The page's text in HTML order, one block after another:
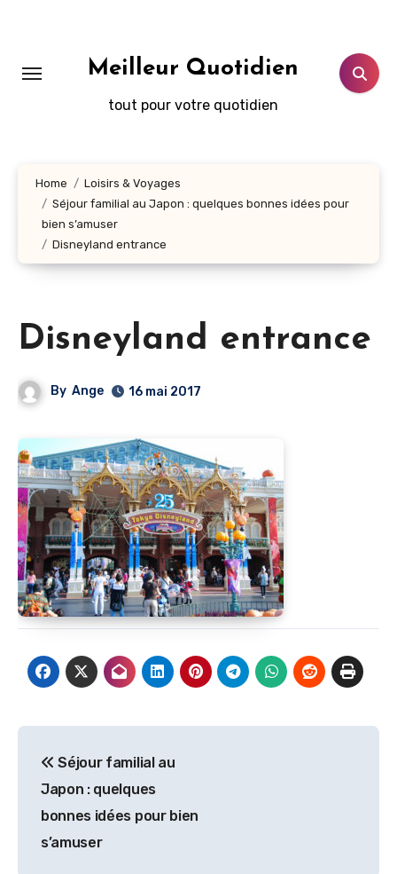
principal
Meilleur Quotidien
tout pour votre quotidien
Home
Loisirs & Voyages
Séjour familial au Japon : quelques bonnes idées pour
bien s’amuser
Disneyland entrance
Disneyland entrance
By Ange 16 mai 2017
de
l’article
Séjour familial au
Japon : quelques
bonnes idées pour bien
s’amuser